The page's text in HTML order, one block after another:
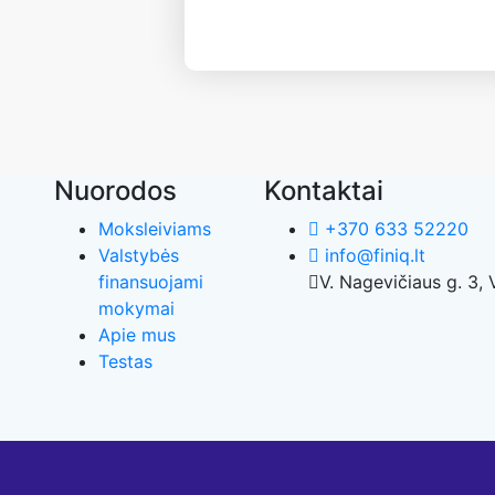
Nuorodos
Moksleiviams
Valstybės
finansuojami
mokymai
Apie mus
Testas
Kontaktai
+370 633 52220
info@finiq.lt
V. Nagevičiaus g. 3,